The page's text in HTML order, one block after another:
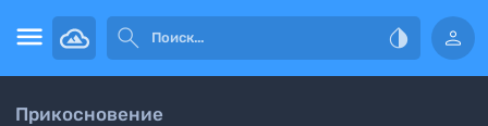
   
Прикосновение